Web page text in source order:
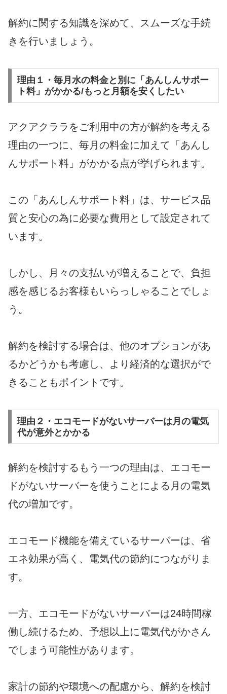
解約に関する知識を深めて、スムーズな手続
きを行いましょう。
理由１・毎月水の料金と別に「あんしんサポー
ト料」がかかる/もっと月額を安くしたい
アクアクララをご利用中の方が解約を考える
理由の一つに、毎月の料金に加えて「あんし
んサポート料」がかかる点が挙げられます。
この「あんしんサポート料」は、サービス品
質と安心の為に必要な費用として設定されて
います。
しかし、月々の支払いが増えることで、負担
感を感じるお客様もいらっしゃることでしょ
う。
解約を検討する場合は、他のオプションがあ
るかどうかも考慮し、より経済的な選択がで
きることもポイントです。
理由２・エコモードがないサーバーは月の電気
代が意外とかかる
解約を検討するもう一つの理由は、エコモー
ドがないサーバーを使うことによる月の電気
代の増加です。
エコモード機能を備えているサーバーは、省
エネ効果が高く、電気代の節約につながりま
す。
一方、エコモードがないサーバーは24時間稼
働し続けるため、予想以上に電気代がかさん
でしまう可能性があります。
家計の節約や環境への配慮から、解約を検討